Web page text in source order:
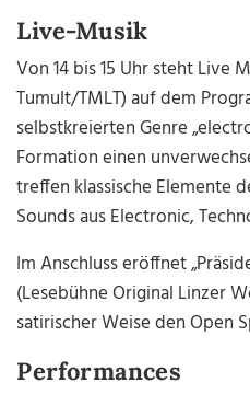
Live-Musik
Von 14 bis 15 Uhr steht Live
Tumult/TMLT) auf dem
selbstkreierten Genre
Formation einen
treffen klassische Elemente
Sounds aus Electronic,
Im Anschluss eröffnet
(Lesebühne Original Linzer
satirischer Weise den Open
Performances